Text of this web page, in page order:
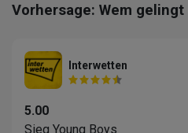
Vorhersage: Wem
Interwetten
5.00
Sieg Young Boys